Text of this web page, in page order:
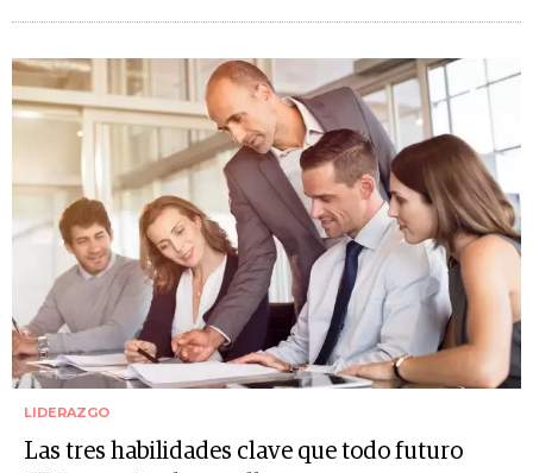
LIDERAZGO
Las tres habilidades clave que todo futuro